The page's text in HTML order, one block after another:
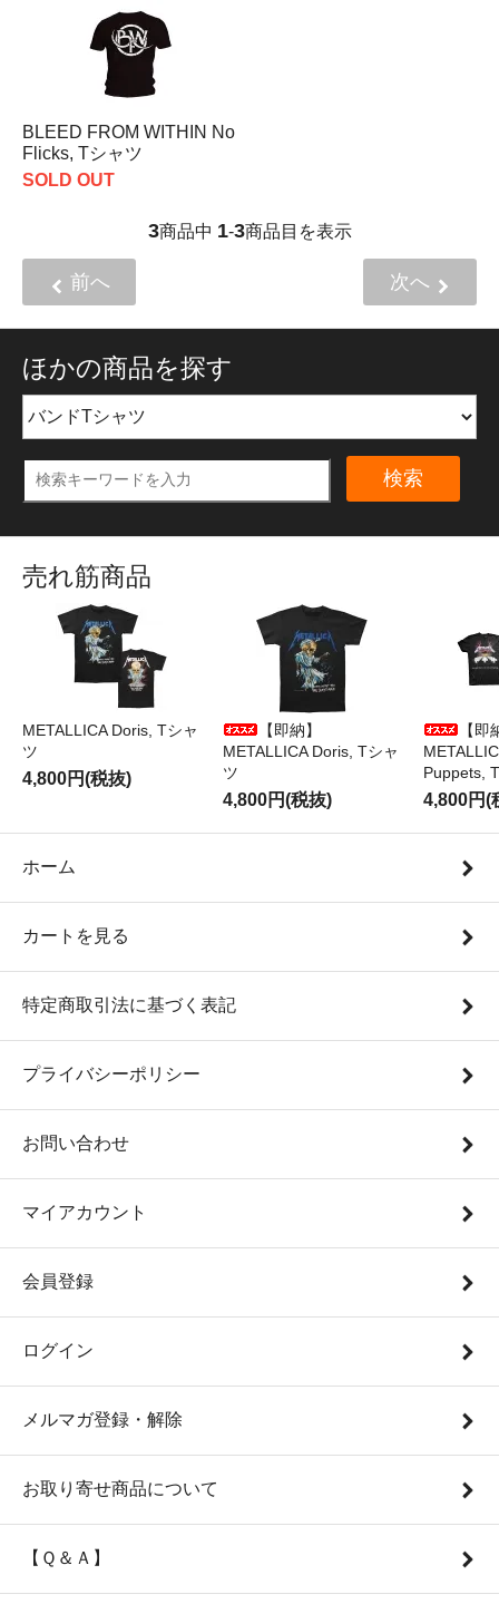
BLEED FROM WITHIN No
Flicks, Tシャツ
SOLD OUT
3商品中 1-3商品目を表示
前へ 次へ
ほかの商品を探す
検索
売れ筋商品
METALLICA Doris, Tシャ
ツ
4,800円(税抜)
【即納】
METALLICA Doris, Tシャ
ツ
4,800円(税抜)
【即
Puppets,
4,800円(
ホーム
カートを見る
特定商取引法に基づく表記
プライバシーポリシー
お問い合わせ
マイアカウント
会員登録
ログイン
メルマガ登録・解除
お取り寄せ商品について
【Ｑ＆Ａ】